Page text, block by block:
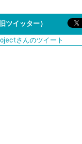
ツイッター）
さんのツイート